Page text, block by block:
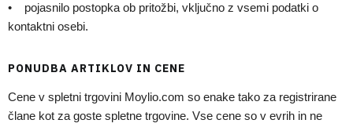
• pojasnilo postopka ob pritožbi, vključno z vsemi podatki o
kontaktni osebi.
PONUDBA ARTIKLOV IN CENE
Cene v spletni trgovini Moylio.com so enake tako za registrirane
člane kot za goste spletne trgovine. Vse cene so v evrih in ne